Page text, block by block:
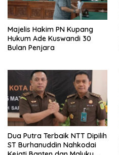
Majelis Hakim PN Kupang
Hukum Ade Kuswandi 30
Bulan Penjara
Dua Putra Terbaik NTT Dipilih
ST Burhanuddin Nahkodai